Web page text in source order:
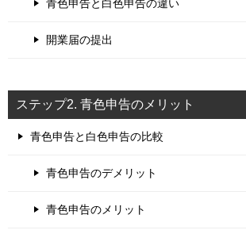
青色申告と白色申告の違い
開業届の提出
ステップ2. 青色申告のメリット
青色申告と白色申告の比較
青色申告のデメリット
青色申告のメリット